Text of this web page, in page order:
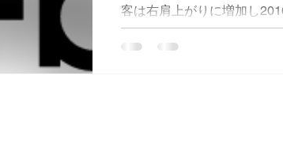
客は右肩上がりに増加し
に増加する傾向です。比例
活動も活発化し、訪日観光